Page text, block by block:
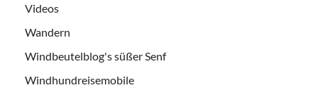
Videos
Wandern
Windbeutelblog's süßer Senf
Windhundreisemobile